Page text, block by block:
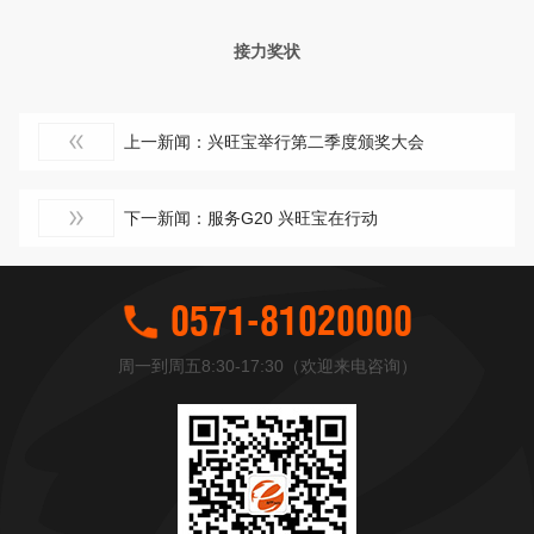
接力奖状
上一新闻：兴旺宝举行第二季度颁奖大会
下一新闻：服务G20 兴旺宝在行动
0571-81020000
周一到周五8:30-17:30（欢迎来电咨询）